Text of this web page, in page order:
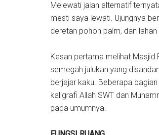
Melewati jalan alternatif
mesti saya lewati. Ujungnya
deretan pohon palm, dan
Kesan pertama melihat Masjid
semegah julukan yang
berjajar kaku. Beberapa
kaligrafi Allah SWT dan
pada umumnya.